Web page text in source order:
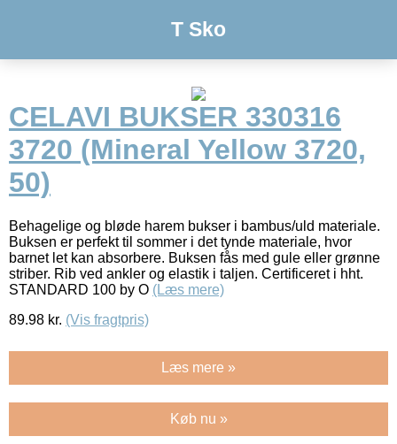
T Sko
CELAVI BUKSER 330316
3720 (Mineral Yellow 3720,
50)
Behagelige og bløde harem bukser i bambus/uld materiale.
Buksen er perfekt til sommer i det tynde materiale, hvor
barnet let kan absorbere. Buksen fås med gule eller grønne
striber. Rib ved ankler og elastik i taljen. Certificeret i hht.
STANDARD 100 by O (Læs mere)
89.98 kr. (Vis fragtpris)
Læs mere »
Køb nu »